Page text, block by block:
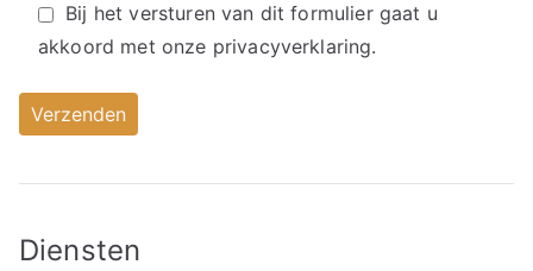
Bij het versturen van dit formulier gaat u
akkoord met onze privacyverklaring.
Diensten